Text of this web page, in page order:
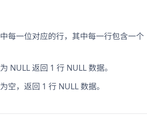
中每一位对应的行，其中每一行包含一个
为 NULL 返回 1 行 NULL 数据。
为空，返回 1 行 NULL 数据。